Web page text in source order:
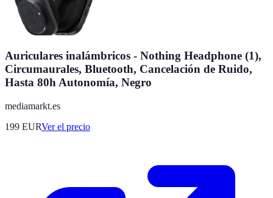
Auriculares inalámbricos - Nothing Headphone (1),
Circumaurales, Bluetooth, Cancelación de Ruido,
Hasta 80h Autonomía, Negro
mediamarkt.es
199 EURVer el precio